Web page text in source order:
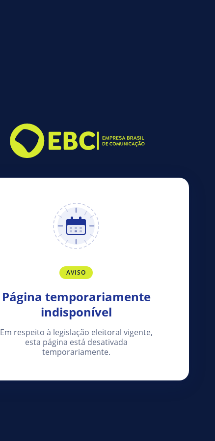
AVISO
Página temporariamente
indisponível
Em respeito à legislação eleitoral vigente,
esta página está desativada
temporariamente.